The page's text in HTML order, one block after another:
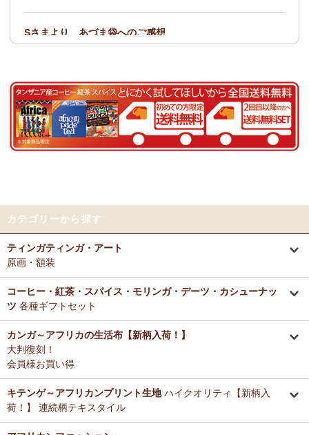
名ごとに2つのカテゴリーでご紹介します
→ 作家名 A―L
→ 作家名 M―Z
名ごとに2つのカテゴリーでご紹介します
→ 作家名 A―L
→ 作家名 M―Z
1/15：2026年 バラカの福袋≪数量限定で再販決定！≫
～アフリカングッズ満杯～1年間の感謝をこめて
12/25：ステッチVネック ノースリーブブラウス新入荷！～キテ
ンゲ◇ハイクオリティ◇で仕立てた新作登場！
12/25：マサイシュカ アフリカの布ページに新入荷！
マサイ民族のマント 軽くおしゃれなブランケット
12/25：ティンガティンガ・アート～シャターニ（アフリカの精
霊）の作品新入荷！
12/25：
12/20：2026年 バラカの福袋～2025.12/20（土）予約販売開始
～アフリカングッズ満杯～1年間の感謝をこめて
≪数量限定販売
≫
Sさまより あづま袋へのご感想
とても可愛く、着こなしのアクセントになります。軽くて丈夫なので
Nさまより 乳香フランキンセンスへのご感想
食べてみたくて買いました。青い皮の柑橘系の様な香りと木の様な形
容し難い香りがする、なんとも言えない香りです。
好きとか嫌いとかいう感覚よりも急に眠くなって来たので、リラック
スしているのを感じます。なんとなく、良いなぁ。
Tさまより カンガへのご感想
テーブルクロスとして使用中。大きさが少し違っていたりちょっと曲
っかりした良い生地です。一番心配だった洗濯ですが、ネットに入れ
て手洗いモードで洗濯機にかけ、終わったらすぐ干し、うちの場合は
色落ち、色移りなく大丈夫でした。洗濯ジワも殆どない（個人の感想
です！）のでノーアイロンで使用しています。
リビングが無地だらけなので、カンガのデザインがいいアクセントに
なりちょっと素敵空間に。
います。
Tさまより アジュワ・デーツへのご感想
高級ドライフルーツ、安価で買えてうれしいです。
カテゴリーから探す
ティンガティンガ・アート
原画・額装
コーヒー・紅茶・スパイス・モリンガ・デーツ・カシューナッ
ツ 各種ギフトセット
カンガ～アフリカの生活布【新柄入荷！】
大判復刻！
会員様お買い得
キテンゲ～アフリカンプリント生地ハイクオリティ【新柄入
荷！】 連続柄テキスタイル